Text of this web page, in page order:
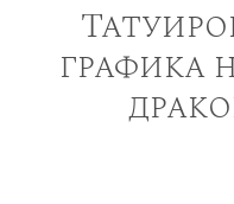
графика